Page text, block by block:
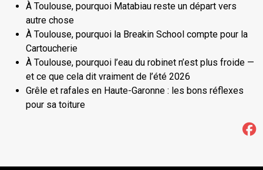
À Toulouse, pourquoi Matabiau reste un départ vers
autre chose
À Toulouse, pourquoi la Breakin School compte pour la
Cartoucherie
À Toulouse, pourquoi l’eau du robinet n’est plus froide —
et ce que cela dit vraiment de l’été 2026
Grêle et rafales en Haute-Garonne : les bons réflexes
pour sa toiture